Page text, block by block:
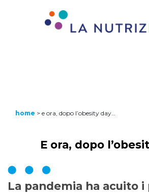
home > e ora, dopo l’obesity day…
E ora, dopo
La pandemia ha acuito